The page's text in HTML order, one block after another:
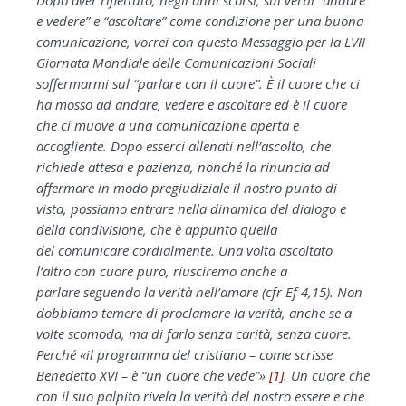
e vedere” e “ascoltare” come condizione per una buona
comunicazione, vorrei con questo Messaggio per la LVII
Giornata Mondiale delle Comunicazioni Sociali
soffermarmi sul “parlare con il cuore”. È il cuore che ci
ha mosso ad andare, vedere e ascoltare ed è il cuore
che ci muove a una comunicazione aperta e
accogliente. Dopo esserci allenati nell’ascolto, che
richiede attesa e pazienza, nonché la rinuncia ad
affermare in modo pregiudiziale il nostro punto di
vista, possiamo entrare nella dinamica del dialogo e
della condivisione, che è appunto quella
del comunicare cordialmente. Una volta ascoltato
l’altro con cuore puro, riusciremo anche a
parlare seguendo la verità nell’amore (cfr Ef 4,15). Non
dobbiamo temere di proclamare la verità, anche se a
volte scomoda, ma di farlo senza carità, senza cuore.
Perché «il programma del cristiano – come scrisse
Benedetto XVI – è “un cuore che vede”» [1]. Un cuore che
con il suo palpito rivela la verità del nostro essere e che